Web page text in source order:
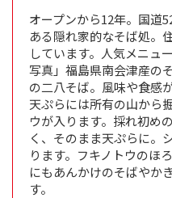
オープンから12年。国道
ある隠れ家的なそば処。
しています。人気メニュ
写真」福島県南会津産の
の二八そば。風味や食感
天ぷらには所有の山から
ウが入ります。採れ初め
く、そのまま天ぷらに。
ります。フキノトウのほ
にもあんかけのそばやか
す。